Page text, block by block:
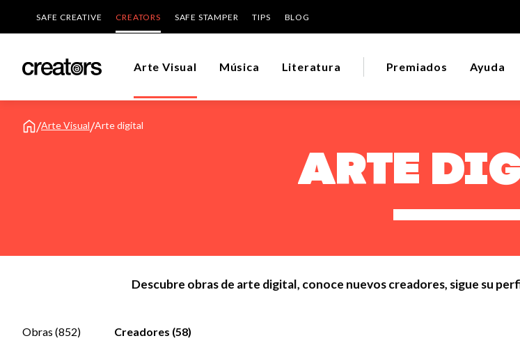
SAFE CREATIVE CREATORS SAFE STAMPER TIPS BLOG
Arte Visual Música Literatura Premiados Ayuda
/Arte Visual/Arte digital
Arte
Descubre obras de arte digital, conoce nuevos creadores, sigue su
Obras (852) Creadores (58)